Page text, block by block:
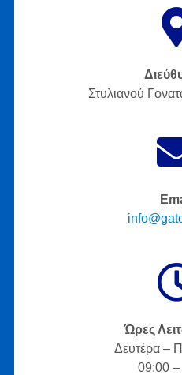
Στυλιανού
Ώρες
Δευτέρα –
09:00